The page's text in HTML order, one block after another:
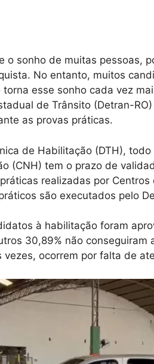
o sonho de muitas pessoas,
No entanto, muitos
esse sonho cada vez
de Trânsito (Detran-
as provas práticas.
de Habilitação (DTH),
(CNH) tem o prazo de
realizadas por
são executados pelo
à habilitação foram
30,89% não conseguiram
ocorrem por falta de